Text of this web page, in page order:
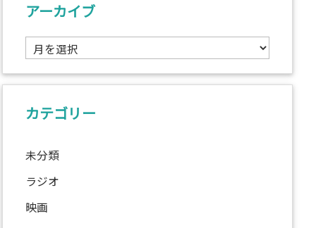
アーカイブ
ア
ー
カ
ブ
カテゴリー
未分類
ラジオ
映画